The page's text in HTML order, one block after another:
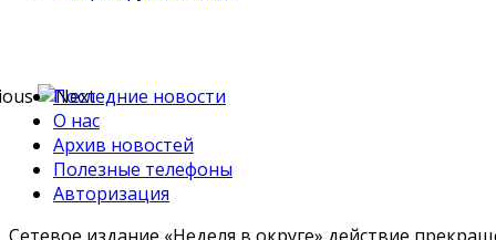
Последние новости
О нас
Архив новостей
Полезные телефоны
Авторизация